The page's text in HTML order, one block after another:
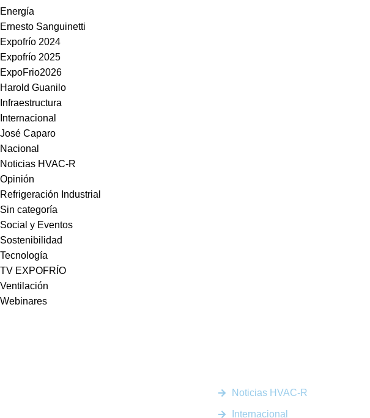
Energía
Ernesto Sanguinetti
Expofrío 2024
Expofrío 2025
ExpoFrio2026
Harold Guanilo
Infraestructura
Internacional
José Caparo
Nacional
Noticias HVAC-R
Opinión
Refrigeración Industrial
Sin categoría
Social y Eventos
Sostenibilidad
Tecnología
TV EXPOFRÍO
Ventilación
Webinares
Noticias HVAC-R
Internacional